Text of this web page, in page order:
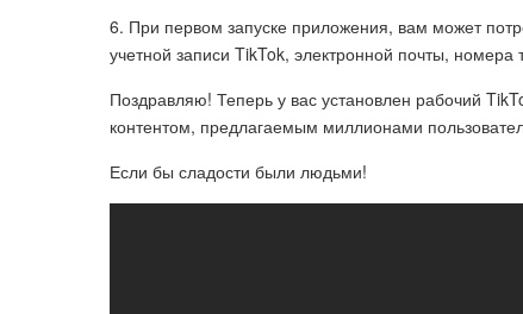
6. При первом запуске приложения, вам может
учетной записи TikTok, электронной почты,
Поздравляю! Теперь у вас установлен рабочий
контентом, предлагаемым миллионами
Если бы сладости были людьми!